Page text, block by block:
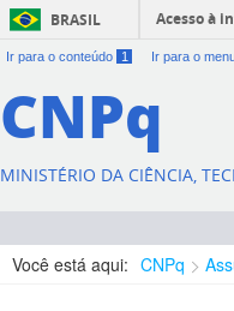
BRASIL Acesso à
Ir para o conteúdo 1 Ir para o
CNPq
MINISTÉRIO DA CIÊNCIA,
Você está aqui: CNPq